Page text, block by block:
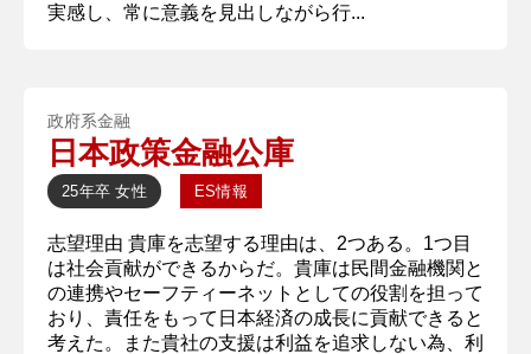
実感し、常に意義を見出しながら行...
政府系金融
日本政策金融公庫
25年卒 女性 ES情報
志望理由 貴庫を志望する理由は、2つある。1つ目
は社会貢献ができるからだ。貴庫は民間金融機関と
の連携やセーフティーネットとしての役割を担って
おり、責任をもって日本経済の成長に貢献できると
考えた。また貴社の支援は利益を追求しない為、利